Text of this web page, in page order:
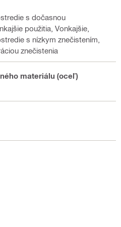
s dočasnou
použitia, Vonkajšie,
s nízkym znečistením,
znečistenia
materiálu (oceľ)